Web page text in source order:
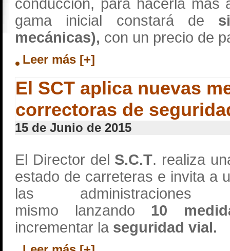
conducción, para hacerla más
gama inicial constará de
mecánicas), con un precio de
Leer más [+]
El SCT aplica nuevas
correctoras de
15 de Junio de 2015
El Director del S.C.T. realiza
estado de carreteras e invita a
las administraciones
mismo
lanzando 10
incrementar la seguridad vial.